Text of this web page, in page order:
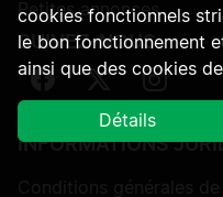
Petites annonces
SUIVEZ-NOUS
Suivez-nous
Suivez-
INFORMATIONS
cookies fonctionnels
le bon fonctionnement
ainsi que des cookies
Détails